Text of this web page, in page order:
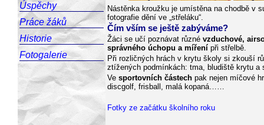
Úspěchy
Práce žáků
Historie
Fotogalerie
Nástěnka kroužku je umístěna na chodbě v
fotografie dění ve „střeláku“.
Čím vším se ještě zabýváme?
Žáci se učí poznávat různé vzduchové,
správného úchopu a míření při střelbě.
Při rozličných hrách v krytu školy si zkouší
ztížených podmínkách: tma, bludiště krytu
Ve sportovních částech pak nejen míčové
discgolf, frisball, malá kopaná……
Fotky ze začátku školního roku